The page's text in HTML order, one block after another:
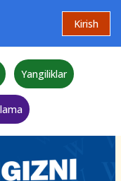
Kirish
Yangiliklar